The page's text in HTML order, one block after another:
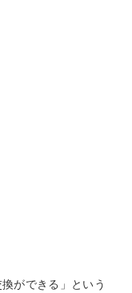
ができる」という